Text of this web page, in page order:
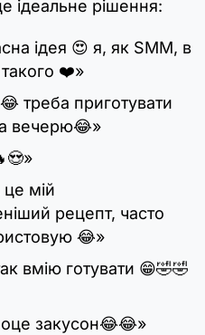
ідеальне рішення:
ідея 😍 я, як SMM, в
такого ❤️»
треба приготувати
вечерю😂»
мій
рецепт, часто
😂»
вмію готувати 😁🤣🤣
закусон😂😂»